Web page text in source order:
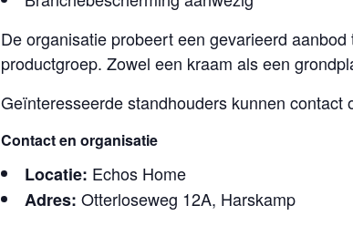
De organisatie probeert een gevarieerd
productgroep. Zowel een kraam als een
Geïnteresseerde standhouders kunnen
Contact en organisatie
Locatie: Echos Home
Adres: Otterloseweg 12A, Harskamp